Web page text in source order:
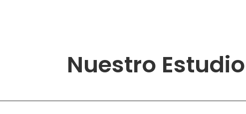
Nuestro Estudio